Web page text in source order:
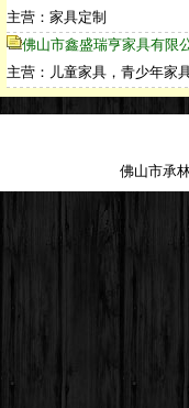
主营：家具定制
佛山市鑫盛瑞亨家具有限
主营：儿童家具，青少年家
佛山市承